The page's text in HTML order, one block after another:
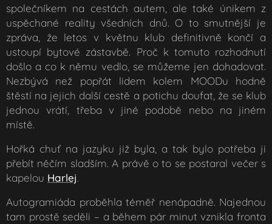
společníkem na cestách autem, ale také únikem z
uspěchané reality všedních dnů. O to smutnější je
zpráva, že letos v květnu klub definitivně končí a
ustoupí bytové zástavbě. Proč k tomuto rozhodnutí
došlo a co k němu vedlo, se můžeme jen dohadovat.
Nezbývá než popřát lidem kolem MOODu hodně
štěstí na jejich další cestě a potichu doufat, že se klub
jednou vrátí, třeba v jiné podobě nebo na jiném
místě.
Hořká chuť na jazyku již byla, a tak bylo potřeba ji
přebít něčím sladším. A právě o to se postaral večer s
kapelou Harlej.
Autogramiáda proběhla téměř nenápadně. Najednou
tam prostě seděli – a během pár minut vznikla fronta